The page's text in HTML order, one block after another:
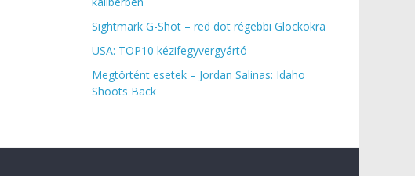
Sightmark G-Shot – red dot régebbi Glockokra
USA: TOP10 kézifegyvergyártó
Megtörtént esetek – Jordan Salinas: Idaho
Shoots Back